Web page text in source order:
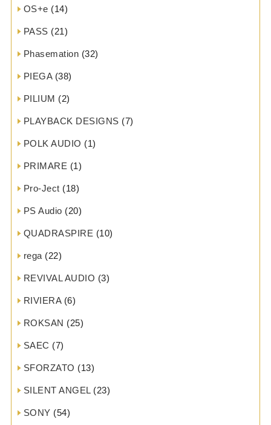
OS+e (14)
PASS (21)
Phasemation (32)
PIEGA(38)
PILIUM (2)
PLAYBACK DESIGNS (7)
POLK AUDIO (1)
PRIMARE (1)
Pro-Ject (18)
PS Audio (20)
QUADRASPIRE (10)
rega (22)
REVIVAL AUDIO (3)
RIVIERA(6)
ROKSAN (25)
SAEC (7)
SFORZATO (13)
SILENT ANGEL(23)
SONY (54)